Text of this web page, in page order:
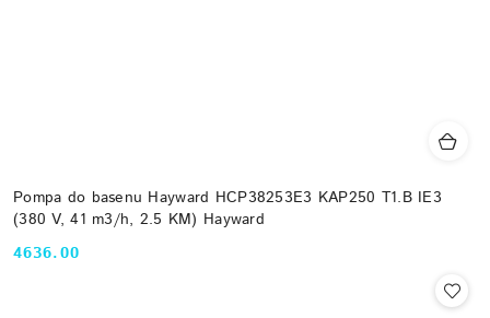
Pompa do basenu Hayward HCP38253E3 KAP250 T1.B IE3
(380 V, 41 m3/h, 2.5 KM) Hayward
Cena:
4636.00